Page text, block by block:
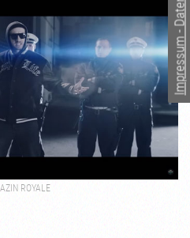
ROYALE